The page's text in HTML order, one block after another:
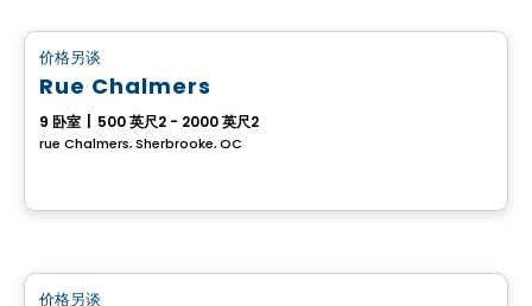
价格另谈
Rue Chalmers
9 卧室 500 英尺2 - 2000 英尺2
rue Chalmers, Sherbrooke, QC
价格另谈